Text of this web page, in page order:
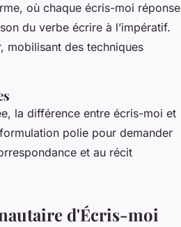
où chaque écris-moi réponse
du verbe écrire à l’impératif.
mobilisant des techniques
la différence entre écris-moi et
polie pour demander
et au récit
d'Écris-moi